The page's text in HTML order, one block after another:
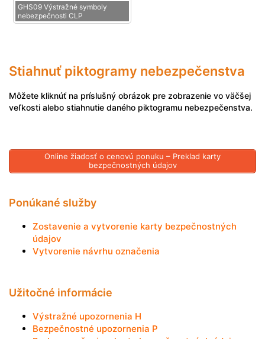
GHS09 Výstražné symboly
nebezpečnosti CLP
Stiahnuť piktogramy nebezpečenstva
Môžete kliknúť na príslušný obrázok pre zobrazenie vo väčšej
veľkosti alebo stiahnutie daného piktogramu nebezpečenstva.
Online žiadosť o cenovú ponuku – Preklad karty
bezpečnostných údajov
Ponúkané služby
Zostavenie a vytvorenie karty bezpečnostných
údajov
Vytvorenie návrhu označenia
Užitočné informácie
Výstražné upozornenia H
Bezpečnostné upozornenia P